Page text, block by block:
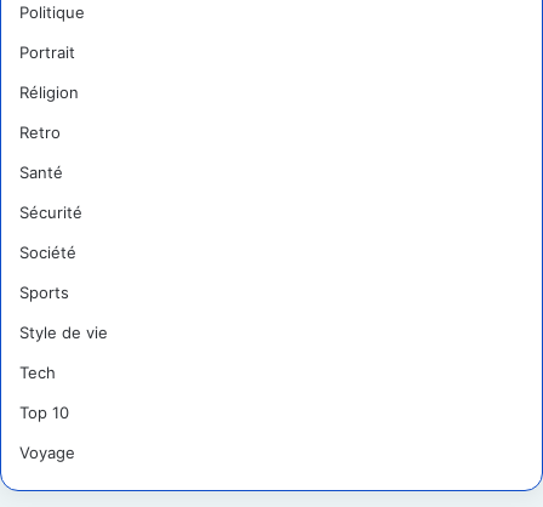
Politique
Portrait
Réligion
Retro
Santé
Sécurité
Société
Sports
Style de vie
Tech
Top 10
Voyage